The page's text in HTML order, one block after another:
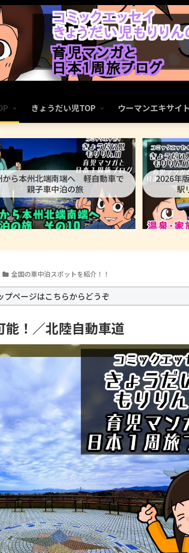
きょうだい児TOP ウーマンエキサイ
から本州北端南端へ 軽自動車で
親子車中泊の旅
2026年
駅
全国の車中泊スポットを紹介！！
ページはこちらからどうぞ
能！／北陸自動車道